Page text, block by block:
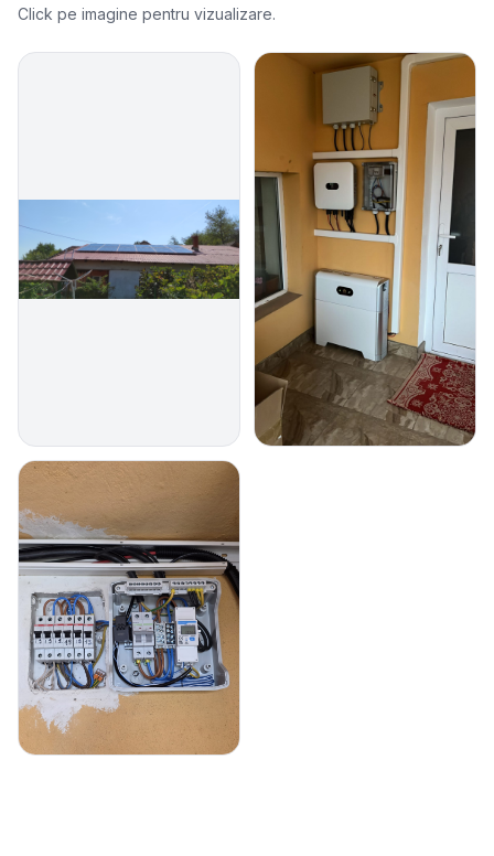
Click pe imagine pentru vizualizare.